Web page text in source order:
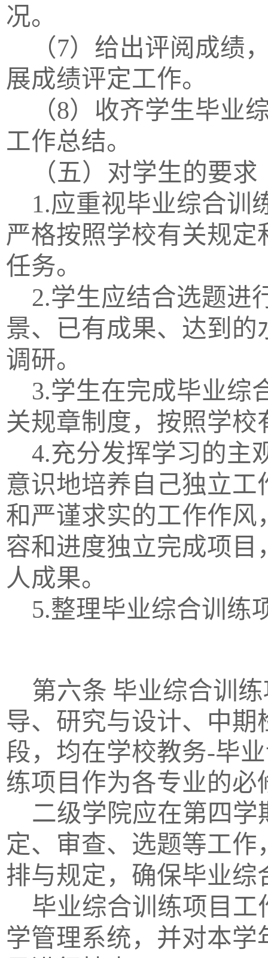
况。
（7）给出评阅成绩
展成绩评定工作。
（8）收齐学生毕业
工作总结。
（五）对学生的要求
1.应重视毕业综合训
严格按照学校有关规
任务。
2.学生应结合选题进
景、已有成果、达到
调研。
3.学生在完成毕业综
关规章制度，按照学校
4.充分发挥学习的主
意识地培养自己独立
和严谨求实的工作作
容和进度独立完成项
人成果。
5.整理毕业综合训练
第六条 毕业综合训
导、研究与设计、中
段，均在学校教务-毕
练项目作为各专业的
二级学院应在第四
定、审查、选题等工
排与规定，确保毕业
毕业综合训练项目
学管理系统，并对本